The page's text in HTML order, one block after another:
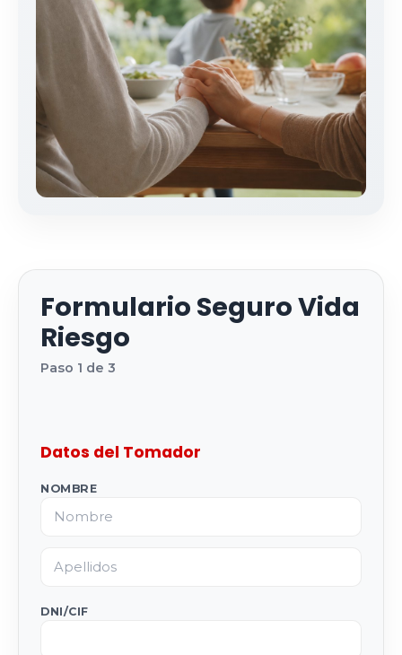
Formulario Seguro Vida
Riesgo
Paso 1 de 3
Datos del Tomador
NOMBRE
DNI/CIF